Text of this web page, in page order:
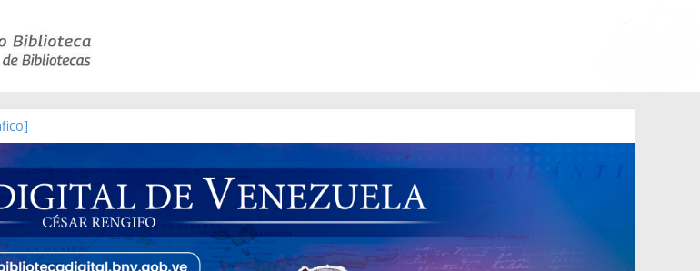
año CXXXIII Mes V, Caracas 09 de marzo de 2006 N° 38.394
Bor
por la Asamblea Constituyente del Estado Lara en 1881.